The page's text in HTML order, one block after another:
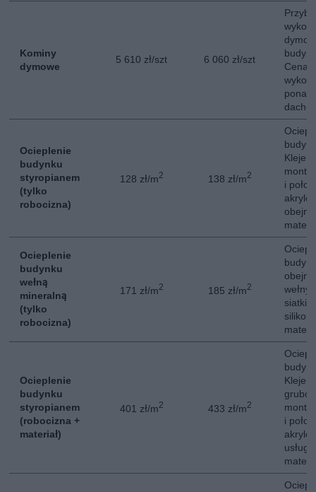
Kominy
dymowe
5 610 zł/szt 6 060 zł/szt
Cena
ponad
dachu.
Ocieplenie
budynku
styropianem
(tylko
robocizna)
128 zł/m2 138 zł/m2
i
Ocieplenie
budynku
wełną
mineralną
(tylko
robocizna)
171 zł/m2 185 zł/m2
wełny
siatki i
Ocieplenie
budynku
styropianem
(robocizna +
materiał)
401 zł/m2 433 zł/m2
i